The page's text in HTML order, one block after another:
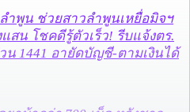
ำพูน ช่วยสาวลำพูนเหยื่อมิจฯ
สน โชคดีรู้ตัวเร็ว! รีบแจ้งตร.
น 1441 อายัดบัญชี-ตามเงินได้